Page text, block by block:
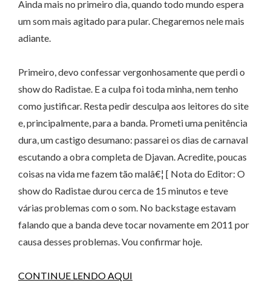
Ainda mais no primeiro dia, quando todo mundo espera
um som mais agitado para pular. Chegaremos nele mais
adiante.
Primeiro, devo confessar vergonhosamente que perdi o
show do Radistae. E a culpa foi toda minha, nem tenho
como justificar. Resta pedir desculpa aos leitores do site
e, principalmente, para a banda. Prometi uma penitência
dura, um castigo desumano: passarei os dias de carnaval
escutando a obra completa de Djavan. Acredite, poucas
coisas na vida me fazem tão malâ€¦ [ Nota do Editor: O
show do Radistae durou cerca de 15 minutos e teve
várias problemas com o som. No backstage estavam
falando que a banda deve tocar novamente em 2011 por
causa desses problemas. Vou confirmar hoje.
CONTINUE LENDO AQUI